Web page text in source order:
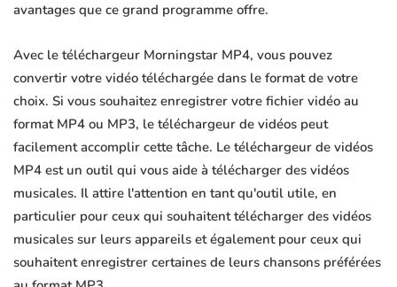
avantages que ce grand programme offre.
Avec le téléchargeur Morningstar MP4, vous pouvez
convertir votre vidéo téléchargée dans le format de votre
choix. Si vous souhaitez enregistrer votre fichier vidéo au
format MP4 ou MP3, le téléchargeur de vidéos peut
facilement accomplir cette tâche. Le téléchargeur de vidéos
MP4 est un outil qui vous aide à télécharger des vidéos
musicales. Il attire l'attention en tant qu'outil utile, en
particulier pour ceux qui souhaitent télécharger des vidéos
musicales sur leurs appareils et également pour ceux qui
souhaitent enregistrer certaines de leurs chansons préférées